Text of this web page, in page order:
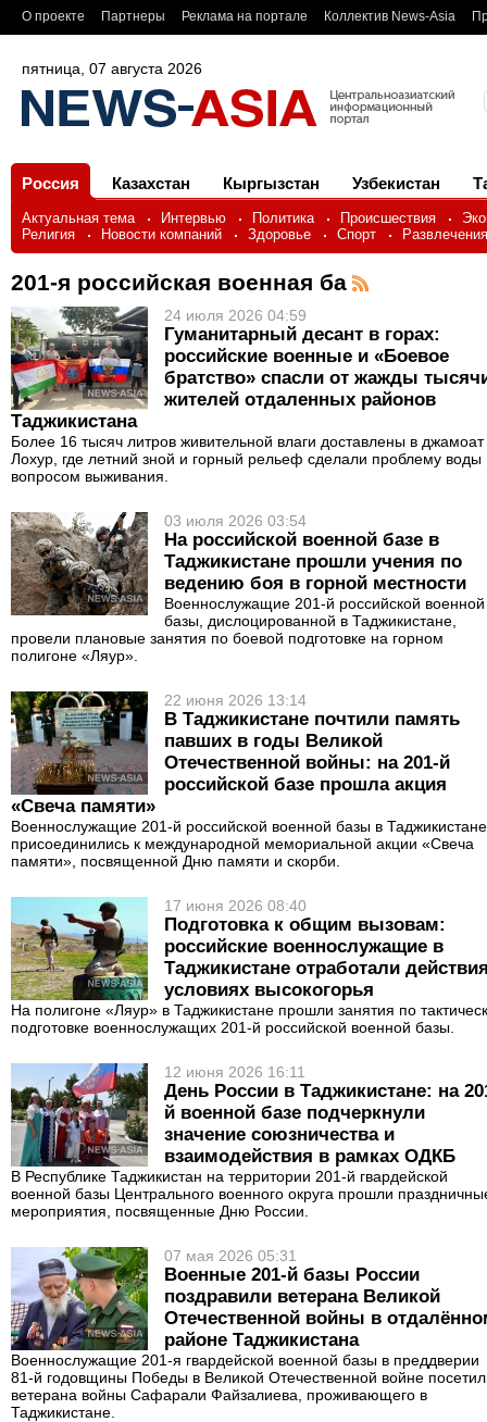
О проекте Партнеры Реклама на портале Коллектив News-Asia
пятница, 07 августа 2026
Россия Казахстан Кыргызстан Узбекистан
Актуальная тема Интервью Политика Происшествия
Религия
Новости компаний Здоровье Спорт Развлечения
201-я российская военная ба
24 июля 2026 04:59
Гуманитарный десант в горах:
российские военные и «Боевое
братство» спасли от жажды
жителей отдаленных районов
Таджикистана
Более 16 тысяч литров живительной влаги доставлены в джамоат
Лохур, где летний зной и горный рельеф сделали проблему воды
вопросом выживания.
03 июля 2026 03:54
На российской военной базе в
Таджикистане прошли учения по
ведению боя в горной местности
Военнослужащие 201-й российской военной
базы, дислоцированной в Таджикистане,
провели плановые занятия по боевой подготовке на горном
полигоне «Ляур».
22 июня 2026 13:14
В Таджикистане почтили память
павших в годы Великой
Отечественной войны: на 201-й
российской базе прошла акция
«Свеча памяти»
Военнослужащие 201-й российской военной базы в Таджикистане
присоединились к международной мемориальной акции «Свеча
памяти», посвященной Дню памяти и скорби.
17 июня 2026 08:40
Подготовка к общим вызовам:
российские военнослужащие в
Таджикистане отработали
условиях высокогорья
На полигоне «Ляур» в Таджикистане прошли занятия по
подготовке военнослужащих 201-й российской военной базы.
12 июня 2026 16:11
День России в Таджикистане: на
й военной базе подчеркнули
значение союзничества и
взаимодействия в рамках ОДКБ
В Республике Таджикистан на территории 201-й гвардейской
военной базы Центрального военного округа прошли
мероприятия, посвященные Дню России.
07 мая 2026 05:31
Военные 201-й базы России
поздравили ветерана Великой
Отечественной войны в
районе Таджикистана
Военнослужащие 201-я гвардейской военной базы в преддверии
81-й годовщины Победы в Великой Отечественной войне
ветерана войны Сафарали Файзалиева, проживающего в
Таджикистане.